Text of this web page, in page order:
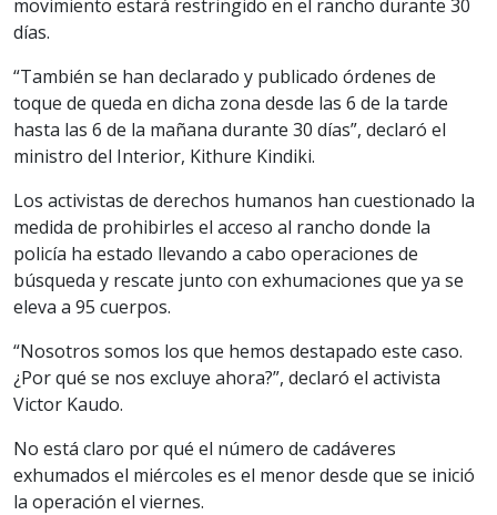
movimiento estará restringido en el rancho durante 30
días.
“También se han declarado y publicado órdenes de
toque de queda en dicha zona desde las 6 de la tarde
hasta las 6 de la mañana durante 30 días”, declaró el
ministro del Interior, Kithure Kindiki.
Los activistas de derechos humanos han cuestionado la
medida de prohibirles el acceso al rancho donde la
policía ha estado llevando a cabo operaciones de
búsqueda y rescate junto con exhumaciones que ya se
eleva a 95 cuerpos.
“Nosotros somos los que hemos destapado este caso.
¿Por qué se nos excluye ahora?”, declaró el activista
Victor Kaudo.
No está claro por qué el número de cadáveres
exhumados el miércoles es el menor desde que se inició
la operación el viernes.